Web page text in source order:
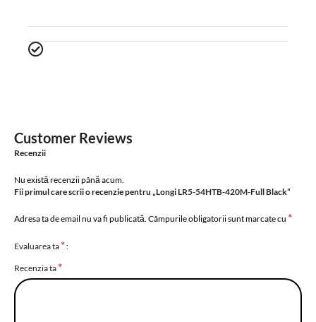
Customer Reviews
Recenzii
Nu există recenzii până acum.
Fii primul care scrii o recenzie pentru „Longi LR5-54HTB-420M-Full Black”
Adresa ta de email nu va fi publicată. Câmpurile obligatorii sunt marcate cu *
Evaluarea ta *
Recenzia ta *